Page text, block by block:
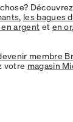
, les bagues
argent et en or
membre
votre magasin